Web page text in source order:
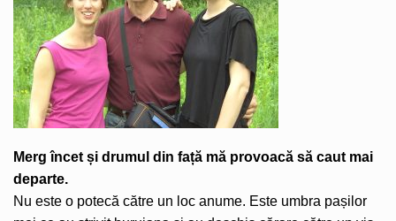
Merg încet și drumul din față mă provoacă să caut mai
departe.
Nu este o potecă către un loc anume. Este umbra pașilor